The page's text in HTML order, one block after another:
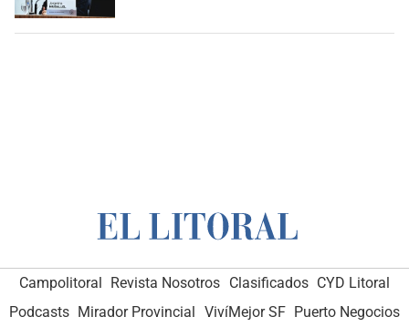
Campolitoral Revista Nosotros Clasificados CYD Litoral
Podcasts Mirador Provincial VivíMejor SF Puerto Negocios